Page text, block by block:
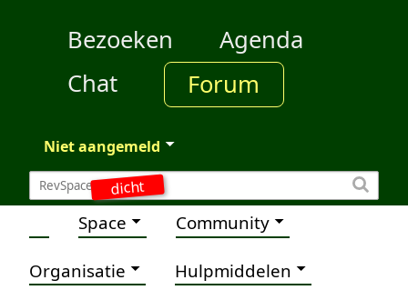
dicht
Bezoeken
Agenda
Chat
Forum
Niet aangemeld
Space Community
Organisatie Hulpmiddelen